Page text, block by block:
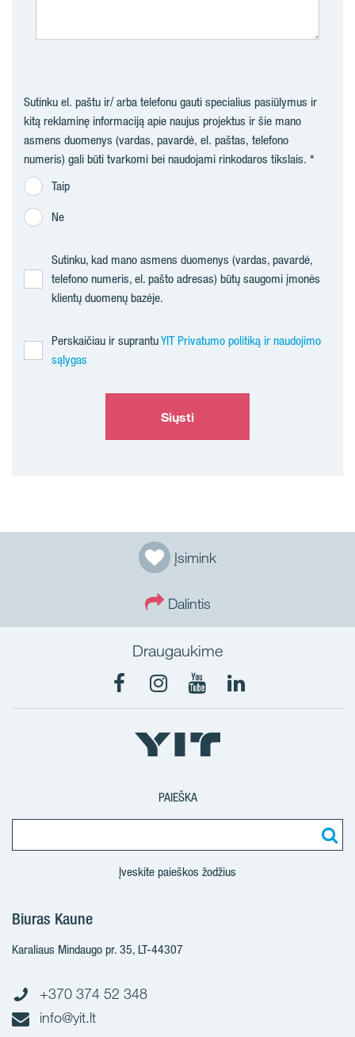
Įsimink
Dalintis
Sutinku el. paštu ir/ arba telefonu gauti specialius pasiūlymus ir
kitą reklaminę informaciją apie naujus projektus ir šie mano
asmens duomenys (vardas, pavardė, el. paštas, telefono
numeris) gali būti tvarkomi bei naudojami rinkodaros tikslais.
Taip
Ne
Sutinku, kad mano asmens duomenys (vardas, pavardė,
telefono numeris, el. pašto adresas) būtų saugomi įmonės
klientų duomenų bazėje.
Perskaičiau ir suprantuYIT Privatumo politiką ir naudojimo
sąlygas
Siųsti
Draugaukime
PAIEŠKA
Įveskite paieškos žodžius
Biuras Kaune
Karaliaus Mindaugo pr. 35, LT-44307
+370 374 52 348
info@yit.lt